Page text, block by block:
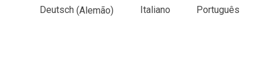
Deutsch (Alemão) Italiano Português